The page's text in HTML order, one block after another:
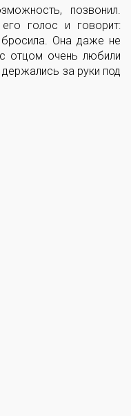
позвонил.
голос и говорит:
Она даже не
отцом очень любили
за руки под